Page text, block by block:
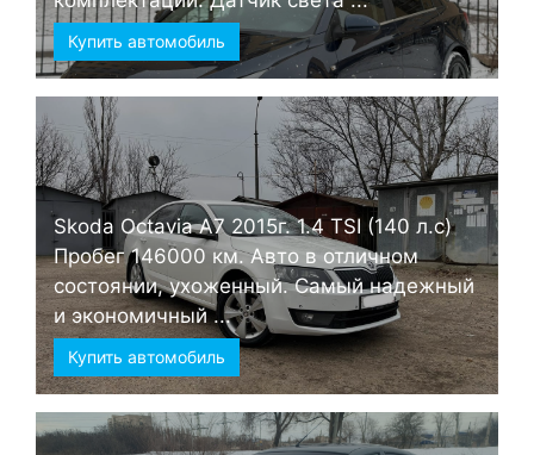
Купить автомобиль
Skoda Octavia А7 2015г. 1.4 TSI (140 л.с)
Пробег 146000 км. Авто в отличном
состоянии, ухоженный. Самый надежный
и экономичный ...
Купить автомобиль